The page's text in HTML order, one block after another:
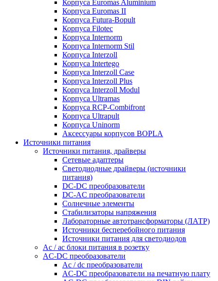
Корпуса Euromas Aluminium
Корпуса Euromas II
Корпуса Futura-Bopult
Корпуса Filotec
Корпуса Internorm
Корпуса Internorm Stil
Корпуса Interzoll
Корпуса Intertego
Корпуса Interzoll Case
Корпуса Interzoll Plus
Корпуса Interzoll Modul
Корпуса Ultramas
Корпуса RCP-Combifront
Корпуса Ultrapult
Корпуса Uninorm
Аксессуары корпусов BOPLA
Источники питания
Источники питания, драйверы
Сетевые адаптеры
Светодиодные драйверы (источники
питания)
DC-DC преобразователи
DC-AC преобразователи
Солнечные элементы
Стабилизаторы напряжения
Лабораторные автотрансформаторы (ЛАТР)
Источники бесперебойного питания
Источники питания для светодиодов
Ac / ac блоки питания в розетку
AC-DC преобразователи
Ac / dc преобразователи
AC-DC преобразователи на печатную плату